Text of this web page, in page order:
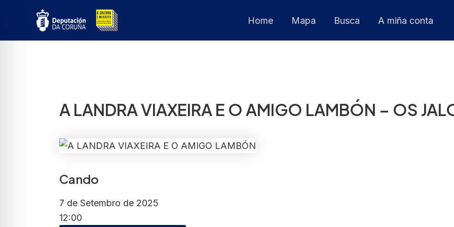
Home Mapa Busca A miña conta
A LANDRA VIAXEIRA E O AMIGO LAMBÓN – OS
Cando
7 de Setembro de 2025
12:00